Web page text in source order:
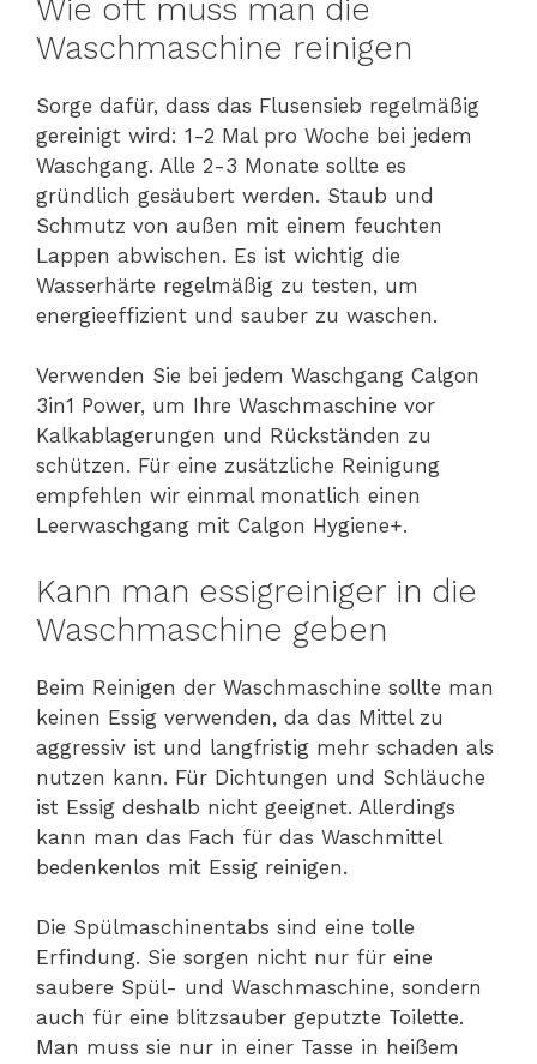
Wie oft muss man die
Waschmaschine reinigen
Sorge dafür, dass das Flusensieb regelmäßig
gereinigt wird: 1-2 Mal pro Woche bei jedem
Waschgang. Alle 2-3 Monate sollte es
gründlich gesäubert werden. Staub und
Schmutz von außen mit einem feuchten
Lappen abwischen. Es ist wichtig die
Wasserhärte regelmäßig zu testen, um
energieeffizient und sauber zu waschen.
Verwenden Sie bei jedem Waschgang Calgon
3in1 Power, um Ihre Waschmaschine vor
Kalkablagerungen und Rückständen zu
schützen. Für eine zusätzliche Reinigung
empfehlen wir einmal monatlich einen
Leerwaschgang mit Calgon Hygiene+.
Kann man essigreiniger in die
Waschmaschine geben
Beim Reinigen der Waschmaschine sollte man
keinen Essig verwenden, da das Mittel zu
aggressiv ist und langfristig mehr schaden als
nutzen kann. Für Dichtungen und Schläuche
ist Essig deshalb nicht geeignet. Allerdings
kann man das Fach für das Waschmittel
bedenkenlos mit Essig reinigen.
Die Spülmaschinentabs sind eine tolle
Erfindung. Sie sorgen nicht nur für eine
saubere Spül- und Waschmaschine, sondern
auch für eine blitzsauber geputzte Toilette.
Man muss sie nur in einer Tasse in heißem